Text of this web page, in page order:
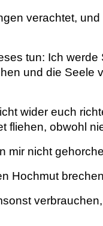
verachtet,
tun: Ich
und die Seele
wider euch
fliehen, obwohl
mir nicht
Hochmut